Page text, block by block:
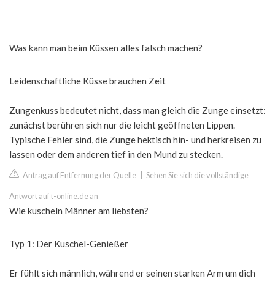
Was kann man beim Küssen alles falsch machen?
Leidenschaftliche Küsse brauchen Zeit
Zungenkuss bedeutet nicht, dass man gleich die Zunge einsetzt:
zunächst berühren sich nur die leicht geöffneten Lippen.
Typische Fehler sind, die Zunge hektisch hin- und herkreisen zu
lassen oder dem anderen tief in den Mund zu stecken.
Antrag auf Entfernung der Quelle Sehen Sie sich die vollständige
Antwort auf t-online.de an
Wie kuscheln Männer am liebsten?
Typ 1: Der Kuschel-Genießer
Er fühlt sich männlich, während er seinen starken Arm um dich